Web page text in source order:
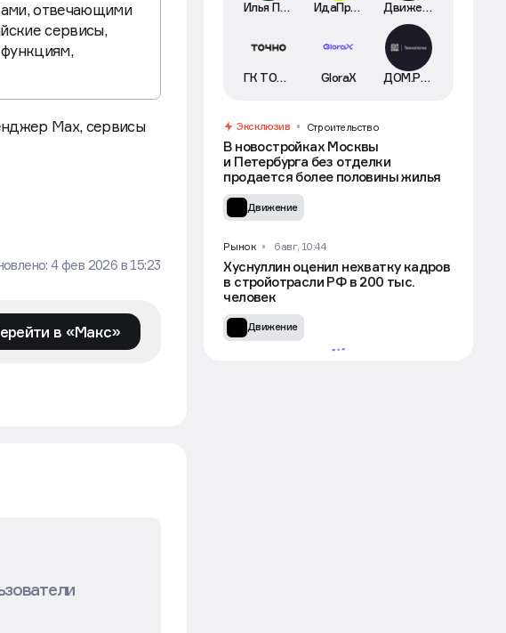
отвечающими
сервисы,
Max, сервисы
4 фев 2026 в 15:23
в «Макс»
Илья Пискулин ИдаПроджект Движение
ГК ТОЧНО GloraX ДОМ.РФ Технологии
Эксклюзив Строительство
В новостройках Москвы
и Петербурга без отделки
продается более половины жилья
Движение
Рынок 6 авг, 10:44
Хуснуллин оценил нехватку кадров
в стройотрасли РФ в 200 тыс.
человек
Движение